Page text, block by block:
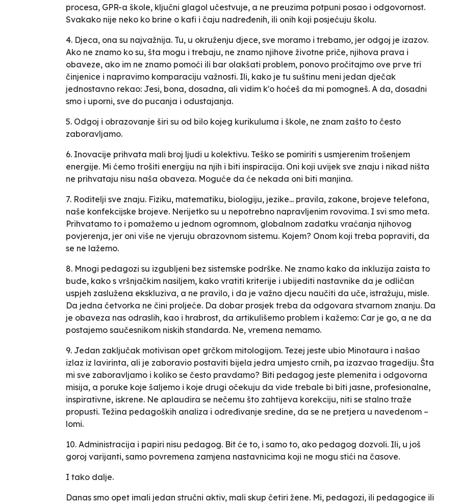
procesa, GPR-a škole, ključni glagol učestvuje, a ne preuzima potpuni posao i odgovornost.
Svakako nije neko ko brine o kafi i čaju nadređenih, ili onih koji posjećuju školu.
4. Djeca, ona su najvažnija. Tu, u okruženju djece, sve moramo i trebamo, jer odgoj je izazov.
Ako ne znamo ko su, šta mogu i trebaju, ne znamo njihove životne priče, njihova prava i
obaveze, ako im ne znamo pomoći ili bar olakšati problem, ponovo pročitajmo ove prve tri
činjenice i napravimo komparaciju važnosti. Ili, kako je tu suštinu meni jedan dječak
jednostavno rekao: Jesi, bona, dosadna, ali vidim k'o hoćeš da mi pomogneš. A da, dosadni
smo i uporni, sve do pucanja i odustajanja.
5. Odgoj i obrazovanje širi su od bilo kojeg kurikuluma i škole, ne znam zašto to često
zaboravljamo.
6. Inovacije prihvata mali broj ljudi u kolektivu. Teško se pomiriti s usmjerenim trošenjem
energije. Mi ćemo trošiti energiju na njih i biti inspiracija. Oni koji uvijek sve znaju i nikad ništa
ne prihvataju nisu naša obaveza. Moguće da će nekada oni biti manjina.
7. Roditelji sve znaju. Fiziku, matematiku, biologiju, jezike... pravila, zakone, brojeve telefona,
naše konfekcijske brojeve. Nerijetko su u nepotrebno napravljenim rovovima. I svi smo meta.
Prihvatamo to i pomažemo u jednom ogromnom, globalnom zadatku vraćanja njihovog
povjerenja, jer oni više ne vjeruju obrazovnom sistemu. Kojem? Onom koji treba popraviti, da
se ne lažemo.
8. Mnogi pedagozi su izgubljeni bez sistemske podrške. Ne znamo kako da inkluzija zaista to
bude, kako s vršnjačkim nasiljem, kako vratiti kriterije i ubijediti nastavnike da je odličan
uspjeh zaslužena ekskluziva, a ne pravilo, i da je važno djecu naučiti da uče, istražuju, misle.
Da jedna četvorka ne čini proljeće. Da dobar prosjek treba da odgovara stvarnom znanju. Da
je obaveza nas odraslih, kao i hrabrost, da artikulišemo problem i kažemo: Car je go, a ne da
postajemo saučesnikom niskih standarda. Ne, vremena nemamo.
9. Jedan zaključak motivisan opet grčkom mitologijom. Tezej jeste ubio Minotaura i našao
izlaz iz lavirinta, ali je zaboravio postaviti bijela jedra umjesto crnih, pa izazvao tragediju. Šta
mi sve zaboravljamo i koliko se često pravdamo? Biti pedagog jeste plemenita i odgovorna
misija, a poruke koje šaljemo i koje drugi očekuju da vide trebale bi biti jasne, profesionalne,
inspirativne, iskrene. Ne aplaudira se nečemu što zahtijeva korekciju, niti se stalno traže
propusti. Težina pedagoških analiza i određivanje sredine, da se ne pretjera u navedenom –
lomi.
10. Administracija i papiri nisu pedagog. Bit će to, i samo to, ako pedagog dozvoli. Ili, u još
goroj varijanti, samo povremena zamjena nastavnicima koji ne mogu stići na časove.
I tako dalje.
Danas smo opet imali jedan stručni aktiv, mali skup četiri žene. Mi, pedagozi, ili pedagogice ili